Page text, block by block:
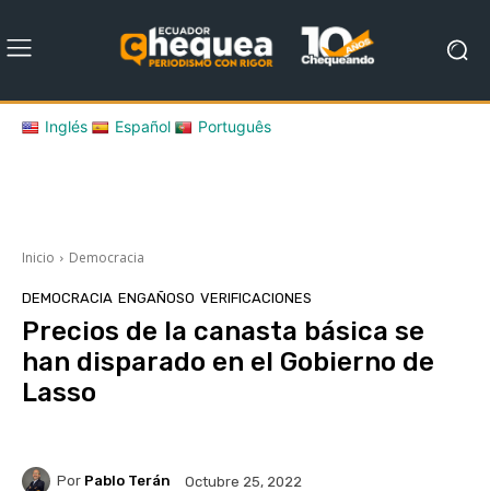
Inglés Español Português
Inicio Democracia
DEMOCRACIA ENGAÑOSO VERIFICACIONES
Precios de la canasta básica se
han disparado en el Gobierno de
Lasso
Por Pablo Terán Octubre 25, 2022